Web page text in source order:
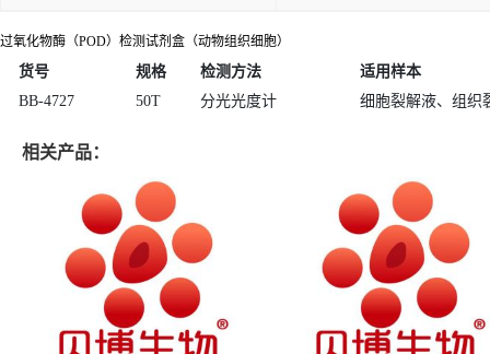
过氧化物酶（POD）检测试剂盒（动物组织细胞）
货号 规格 检测方法
适用样本
BB-4727
50T 分光光度计 细胞裂解液、组织
相关产品：